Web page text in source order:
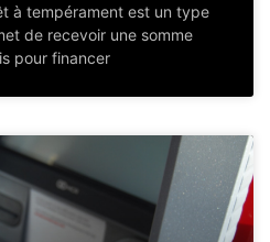
à tempérament est un type
de recevoir une somme
pour financer